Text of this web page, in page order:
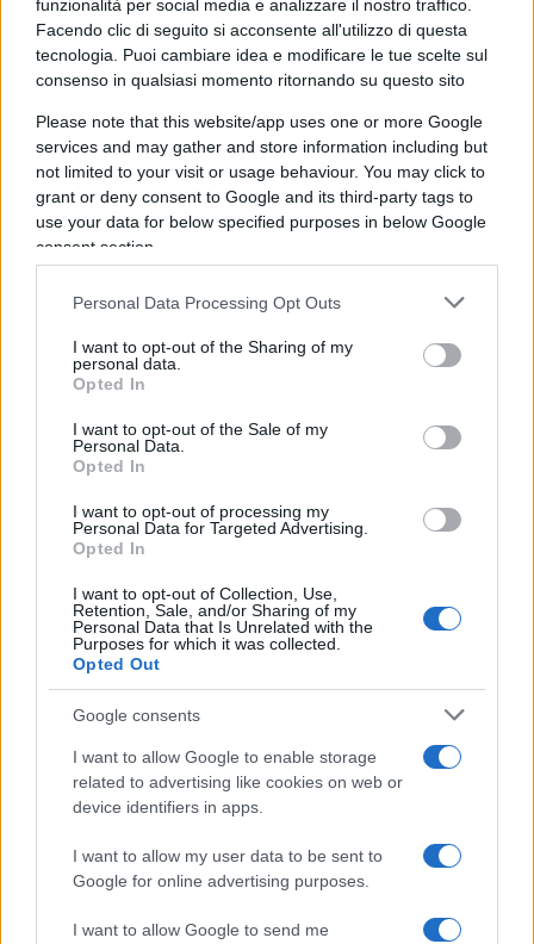
funzionalità per social media e analizzare il nostro traffico.
Facendo clic di seguito si acconsente all'utilizzo di questa
tecnologia. Puoi cambiare idea e modificare le tue scelte sul
consenso in qualsiasi momento ritornando su questo sito
Please note that this website/app uses one or more Google
services and may gather and store information including but
not limited to your visit or usage behaviour. You may click to
grant or deny consent to Google and its third-party tags to
use your data for below specified purposes in below Google
consent section.
Personal Data Processing Opt Outs
I want to opt-out of the Sharing of my
personal data.
Opted In
I want to opt-out of the Sale of my
Personal Data.
Opted In
I want to opt-out of processing my
Personal Data for Targeted Advertising.
Opted In
I want to opt-out of Collection, Use,
Retention, Sale, and/or Sharing of my
Personal Data that Is Unrelated with the
Purposes for which it was collected.
Opted Out
Google consents
I want to allow Google to enable storage
related to advertising like cookies on web or
device identifiers in apps.
I want to allow my user data to be sent to
Google for online advertising purposes.
I want to allow Google to send me
non certamente in stato di ipotermia e dopo 4 ore
circa ha lasciato l’ospedale”, ha spiegato il
dirigente medico Francesco D’Arca, responsabile
del Pte della più grande delle isole Pelagie. Il
protocollo è chiaro: se Yasmine fosse stata in
grave stato d’ipotermia come affermato in un
primo momento e testimoniato da diversi giornali,
sarebbe stata trasferita con l’elisoccorso in un
Entriamo nel dettaglio. L’acqua del mar
Mediterraneo ha una temperatura che arriva al
massimo a 18°. Quindi, secondo gli esperti, la
Non sorprende che qualche medico parli di
confusione temporale
essersi resa conto del reale tempo trascorso in
acqua e il passare delle ore potrebbe esserle
sembrato un’eternità. Ma non è tutto. Al
momento,non sarebbero saltati fuori indizi di
tragedie del mare
continuando e proseguiranno per tutta la giornata
di oggi, con la parallela analisi dei monitoraggi
eseguiti dalle motovedette della Guardia costiera
e della Guardia di finanza nell’area dove sarebbe
avvenuto il naufragio.